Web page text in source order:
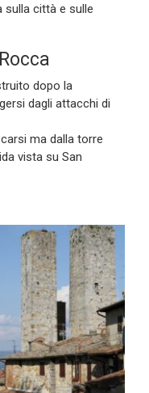
sulla città e sulle
dopo la
dagli attacchi di
ma dalla torre
vista su San